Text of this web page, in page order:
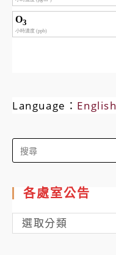
Language： English
Search
for:
各處室公告
各
處
選取分類